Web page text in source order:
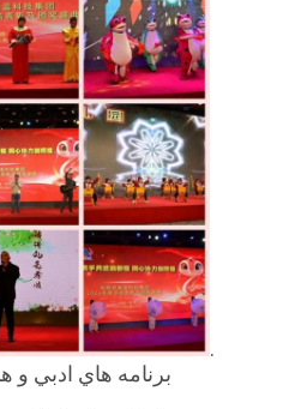
.
برنامه هاي ادبي و